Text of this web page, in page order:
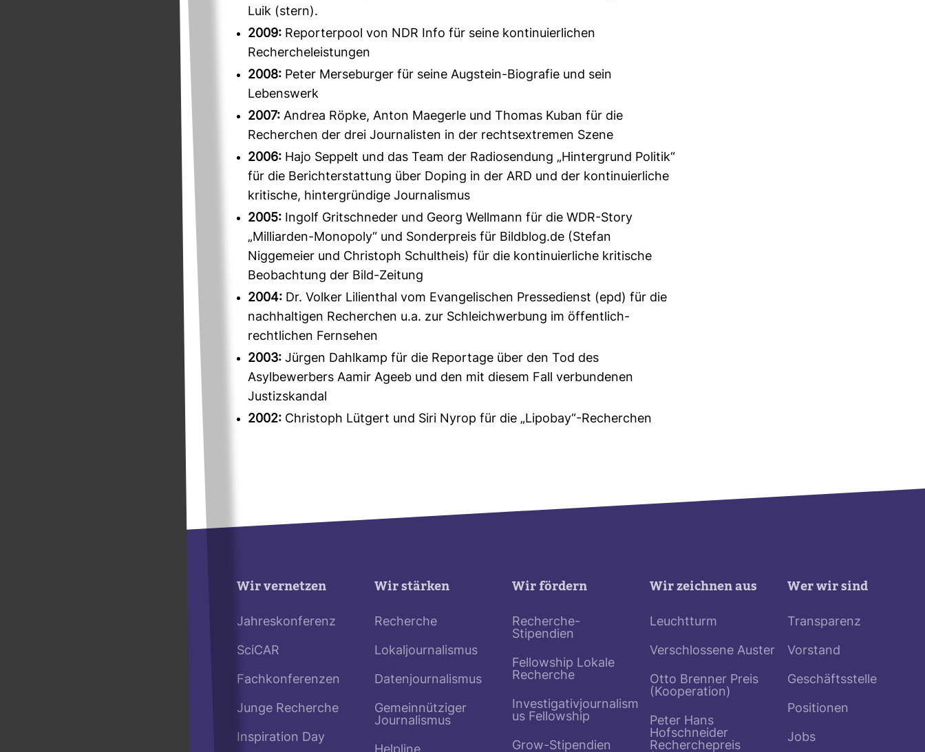
Luik (stern).
2009: Reporterpool von NDR Info für seine kontinuierlichen
Rechercheleistungen
2008: Peter Merseburger für seine Augstein-Biografie und sein
Lebenswerk
2007: Andrea Röpke, Anton Maegerle und Thomas Kuban für die
Recherchen der drei Journalisten in der rechtsextremen Szene
2006: Hajo Seppelt und das Team der Radiosendung „Hintergrund Politik“
für die Berichterstattung über Doping in der ARD und der kontinuierliche
kritische, hintergründige Journalismus
2005: Ingolf Gritschneder und Georg Wellmann für die WDR-Story
„Milliarden-Monopoly“ und Sonderpreis für Bildblog.de (Stefan
Niggemeier und Christoph Schultheis) für die kontinuierliche kritische
Beobachtung der Bild-Zeitung
2004: Dr. Volker Lilienthal vom Evangelischen Pressedienst (epd) für die
nachhaltigen Recherchen u.a. zur Schleichwerbung im öffentlich-
rechtlichen Fernsehen
2003: Jürgen Dahlkamp für die Reportage über den Tod des
Asylbewerbers Aamir Ageeb und den mit diesem Fall verbundenen
Justizskandal
2002: Christoph Lütgert und Siri Nyrop für die „Lipobay“-Recherchen
Wir vernetzen
Jahreskonferenz
SciCAR
Fachkonferenzen
Junge Recherche
Inspiration Day
Wir stärken
Recherche
Lokaljournalismus
Datenjournalismus
Gemeinnütziger
Journalismus
Wir fördern
Recherche-
Stipendien
Fellowship Lokale
Recherche
Investigativjournalism
us Fellowship
Grow-Stipendien
Wir zeichnen aus
Leuchtturm
Verschlossene Auster
Otto Brenner Preis
(Kooperation)
Peter Hans
Hofschneider
Recherchepreis
Wer wir sind
Transparenz
Vorstand
Geschäftsstelle
Positionen
Jobs